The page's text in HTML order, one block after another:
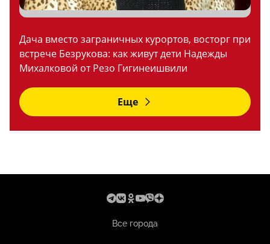
Дача вместо заграничных курортов, восторг при
встрече Безрукова: как живут дети Надежды
Михалковой от Резо Гигинеишвили
Еще
Все города